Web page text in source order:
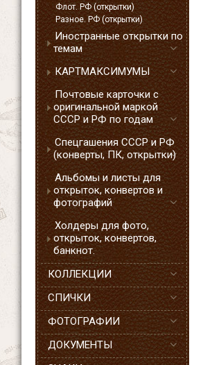
Флот. РФ (открытки)
Разное. РФ (открытки)
Иностранные открытки по
темам
КАРТМАКСИМУМЫ
Почтовые карточки с
оригинальной маркой
СССР и РФ по годам
Спецгашения СССР и РФ
(конверты, ПК, открытки)
Альбомы и листы для
открыток, конвертов и
фотографий
Холдеры для фото,
открыток, конвертов,
банкнот.
КОЛЛЕКЦИИ
СПИЧКИ
ФОТОГРАФИИ
ДОКУМЕНТЫ